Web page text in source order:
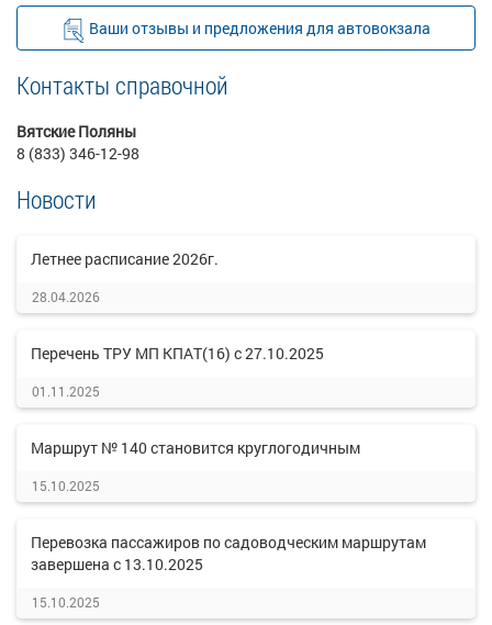
Ваши отзывы и предложения для автовокзала
Контакты справочной
Вятские Поляны
8 (833) 346-12-98
Новости
Летнее расписание 2026г.
28.04.2026
Перечень ТРУ МП КПАТ(16) с 27.10.2025
01.11.2025
Маршрут № 140 становится круглогодичным
15.10.2025
Перевозка пассажиров по садоводческим маршрутам
завершена с 13.10.2025
15.10.2025